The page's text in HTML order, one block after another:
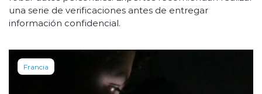
una serie de verificaciones antes de entregar
información confidencial.
Francia